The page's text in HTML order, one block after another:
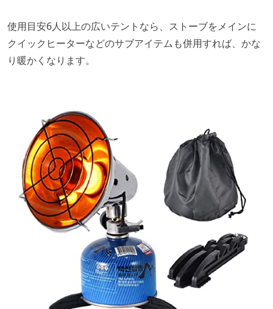
使用目安6人以上の広いテントなら、ストーブをメインに
クイックヒーターなどのサブアイテムも併用すれば、かな
り暖かくなります。